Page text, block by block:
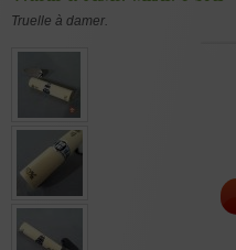
Truelle à damer.